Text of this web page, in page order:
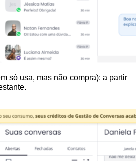
só usa, mas não compra): a partir